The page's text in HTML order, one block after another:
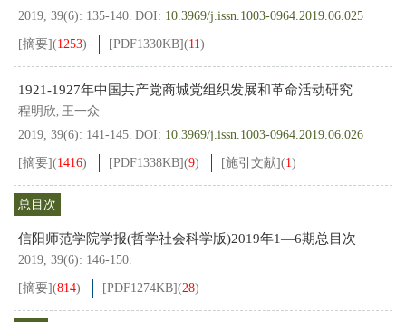
2019, 39(6): 135-140. DOI: 10.3969/j.issn.1003-0964.2019.06.025
[摘要](1253) [PDF1330KB](11)
1921-1927年中国共产党商城党组织发展和革命活动研究
程明欣, 王一众
2019, 39(6): 141-145. DOI: 10.3969/j.issn.1003-0964.2019.06.026
[摘要](1416) [PDF1338KB](9) [施引文献](1)
总目次
信阳师范学院学报(哲学社会科学版)2019年1—6期总目次
2019, 39(6): 146-150.
[摘要](814) [PDF1274KB](28)